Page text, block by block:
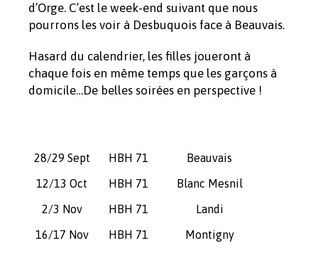
d’Orge. C’est le week-end suivant que nous
pourrons les voir à Desbuquois face à Beauvais.
Hasard du calendrier, les filles joueront à
chaque fois en même temps que les garçons à
domicile…De belles soirées en perspective !
28/29 Sept HBH 71
Beauvais
12/13 Oct
HBH 71
Blanc Mesnil
2/3 Nov
HBH 71
Landi
16/17 Nov
HBH 71
Montigny